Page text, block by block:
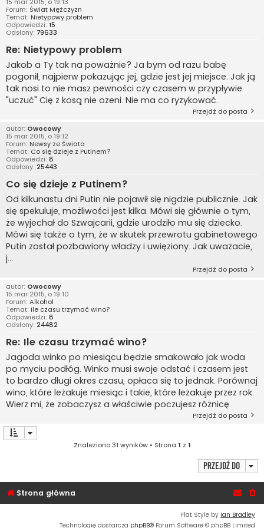
15 mar 2015, o 19:13
Forum: Świat Mężczyzn
Temat: Nietypowy problem
Odpowiedzi: 15
Odsłony: 79633
Re: Nietypowy problem
Jakob a Ty tak na poważnie? Ja bym od razu babę
pogonił, najpierw pokazując jej, gdzie jest jej miejsce. Jak ją
tak nosi to nie masz pewności czy czasem w przypływie
"uczuć" Cię z kosą nie ożeni. Nie ma co ryzykować.
Przejdź do posta
autor: Owocowy
15 mar 2015, o 19:12
Forum: Newsy ze Świata
Temat: Co się dzieje z Putinem?
Odpowiedzi: 8
Odsłony: 25443
Co się dzieje z Putinem?
Od kilkunastu dni Putin nie pojawił się nigdzie publicznie. Jak
się spekuluje, możliwości jest kilka. Mówi się głównie o tym,
że wyjechał do Szwajcarii, gdzie urodziło mu się dziecko.
Mówi się także o tym, że w skutek przewrotu gabinetowego
Putin został pozbawiony władzy i uwięziony. Jak uważacie,
j...
Przejdź do posta
autor: Owocowy
15 mar 2015, o 19:10
Forum: Alkohol
Temat: Ile czasu trzymać wino?
Odpowiedzi: 8
Odsłony: 24482
Re: Ile czasu trzymać wino?
Jagoda winko po miesiącu będzie smakowało jak woda
po myciu podłóg. Winko musi swoje odstać i czasem jest
to bardzo długi okres czasu, opłaca się to jednak. Porównaj
wino, które leżakuje miesiąc i takie, które leżakuje przez rok.
Wierz mi, że zobaczysz a właściwie poczujesz różnicę.
Przejdź do posta
Znaleziono 31 wyników • Strona 1 z 1
Przejdź do
Strona główna
Flat Style by Ian Bradley
Technologię dostarcza phpBB® Forum Software © phpBB Limited